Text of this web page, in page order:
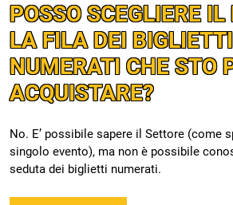
POSSO SCEGLIERE
LA FILA DEI BIGLIETTI
NUMERATI CHE STO
ACQUISTARE?
No. E’ possibile sapere il Settore (come
singolo evento), ma non è possibile
seduta dei biglietti numerati.